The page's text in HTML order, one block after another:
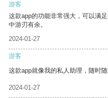
游客
这款app的功能非常强大，可以满
中游刃有余。
2024-01-27
游客
这款app就像我的私人助理，随时
2024-01-27